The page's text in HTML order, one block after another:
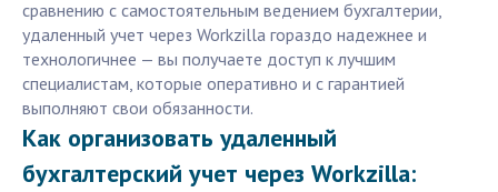
сравнению с самостоятельным ведением бухгалтерии,
удаленный учет через Workzilla гораздо надежнее и
технологичнее — вы получаете доступ к лучшим
специалистам, которые оперативно и с гарантией
выполняют свои обязанности.
Как организовать удаленный
бухгалтерский учет через Workzilla: